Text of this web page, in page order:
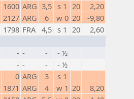
1600 ARG 3,5 s 1 20
2,20
2127 ARG 6 w 0 20
-9,80
1798 FRA 4,5 s 1 20
2,60
- - -
- ½
- - -
- ½
0 ARG 3
s 1
1871 ARG 4 w 1 20
8,20